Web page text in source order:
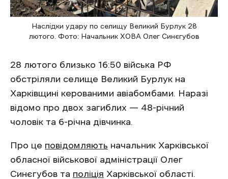
Наслідки удару по селищу Великий Бурлук 28
лютого. Фото: Начальник ХОВА Олег Синєгубов
28 лютого близько 16:50 війська РФ
обстріляли селище Великий Бурлук на
Харківщині керованими авіабомбами. Наразі
відомо про двох загиблих — 48-річний
чоловік та 6-річна дівчинка.
Про це повідомляють начальник Харківської
обласної військової адміністрації Олег
Синєгубов та поліція Харківської області.